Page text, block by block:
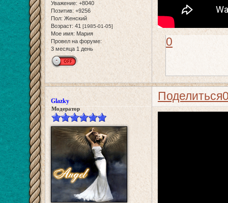
Уважение: +8040
Позитив: +9256
Пол: Женский
Возраст: 41 [1985-01-05]
Мое имя: Мария
Провел на форуме:
3 месяца 1 день
0
Поделиться
Glazky
Модератор